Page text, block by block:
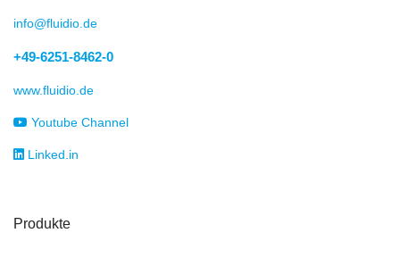
info@fluidio.de
+49-6251-8462-0
www.fluidio.de
Youtube Channel
Linked.in
Produkte